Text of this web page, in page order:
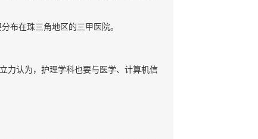
布在珠三角地区的三甲医院。
力认为，护理学科也要与医学、计算机信